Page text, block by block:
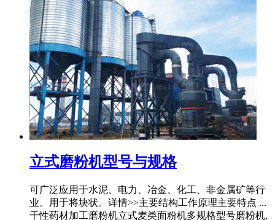
立式磨粉机型号与规格
可广泛应用于水泥、电力、冶金、化工、非金属矿等行
业。用于将块状。详情>>主要结构工作原理主要特点 ...
干性药材加工磨粉机立式麦类面粉机多规格型号磨粉机,